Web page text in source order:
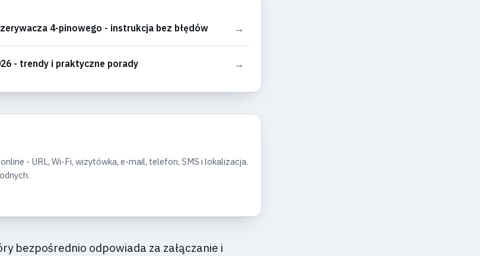
4-pinowego - instrukcja bez błędów →
- trendy i praktyczne porady →
- URL, Wi-Fi, wizytówka, e-mail, telefon, SMS i lokalizacja.
bezpośrednio odpowiada za załączanie i